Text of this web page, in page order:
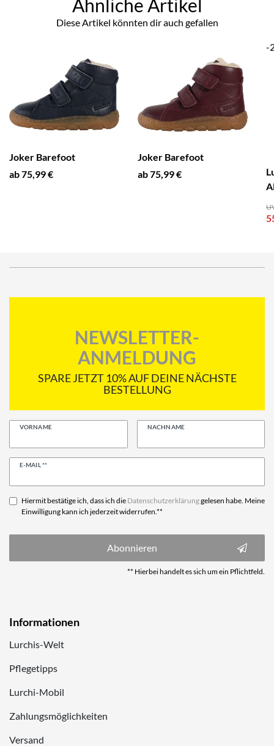
Ähnliche Artikel
Diese Artikel könnten dir auch gefallen
Joker Barefoot
ab 75,99 €
Joker Barefoot
ab 75,99 €
-
NEWSLETTER-
ANMELDUNG
SPARE JETZT 10% AUF DEINE NÄCHSTE
BESTELLUNG
VORNAME NACHNAME
E-MAIL **
Newsletter
Hiermit bestätige ich, dass ich die Daten­schutz­erklärunggelesen habe. Meine
Einwilligung kann ich jederzeit widerrufen.**
Abonnieren
** Hierbei handelt es sich um ein Pflichtfeld.
Informationen
Lurchis-Welt
Pflegetipps
Lurchi-Mobil
Zahlungsmöglichkeiten
Versand